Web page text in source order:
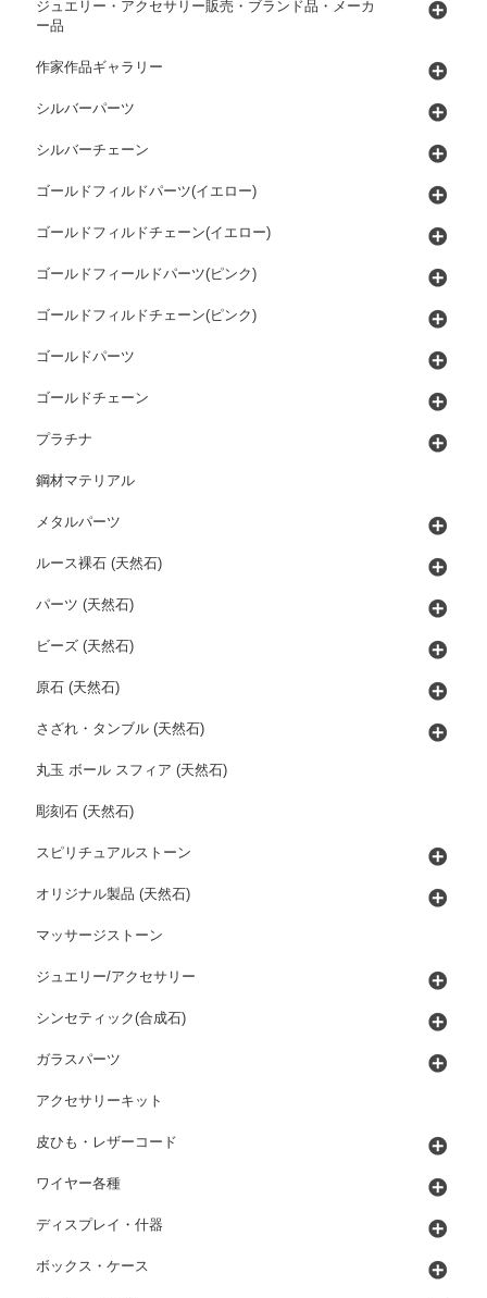
ジュエリー・アクセサリー販売・ブランド品・メーカ
ー品
作家作品ギャラリー
シルバーパーツ
シルバーチェーン
ゴールドフィルドパーツ(イエロー)
ゴールドフィルドチェーン(イエロー)
ゴールドフィールドパーツ(ピンク)
ゴールドフィルドチェーン(ピンク)
ゴールドパーツ
ゴールドチェーン
プラチナ
鋼材マテリアル
メタルパーツ
ルース裸石 (天然石)
パーツ (天然石)
ビーズ (天然石)
原石 (天然石)
さざれ・タンブル (天然石)
丸玉 ボール スフィア (天然石)
彫刻石 (天然石)
スピリチュアルストーン
オリジナル製品 (天然石)
マッサージストーン
ジュエリー/アクセサリー
シンセティック(合成石)
ガラスパーツ
アクセサリーキット
皮ひも・レザーコード
ワイヤー各種
ディスプレイ・什器
ボックス・ケース